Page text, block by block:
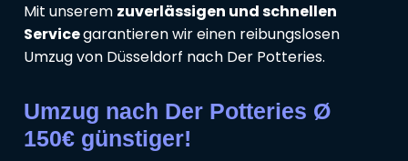
Mit unserem zuverlässigen und schnellen
Servicegarantieren wir einen reibungslosen
Umzug von Düsseldorf nach Der Potteries.
Umzug nach Der Potteries Ø
150€ günstiger!